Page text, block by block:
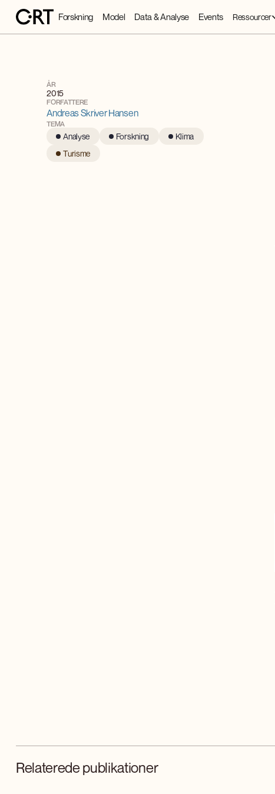
Forskning Model Data & Analyse Events Ressourcer
ÅR
2015
FORFATTERE
Andreas Skriver Hansen
TEMA
Analyse Forskning
Klima
Turisme
Relaterede publikationer